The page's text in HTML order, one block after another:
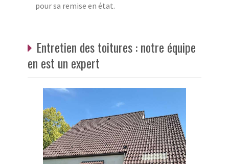
pour sa remise en état.
Entretien des toitures : notre équipe
en est un expert